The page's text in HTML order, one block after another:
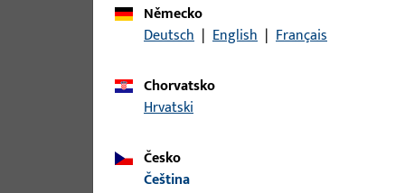
Německo
Deutsch | English | Français
Chorvatsko
Hrvatski
Česko
čeština